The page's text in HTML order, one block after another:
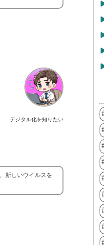
デジタル化を知りたい
新しいウイルスを